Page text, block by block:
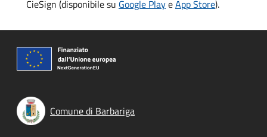
CieSign (disponibile su Google PlayeApp Store).
Comune di Barbariga